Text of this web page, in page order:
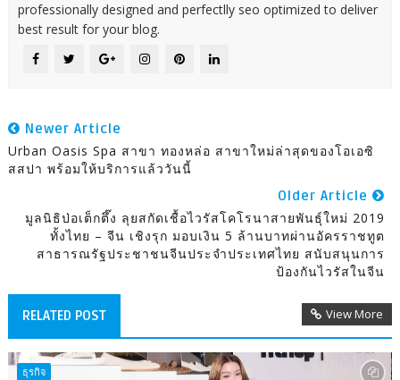
professionally designed and perfectlly seo optimized to deliver
best result for your blog.
Newer Article
Urban Oasis Spa สาขา ทองหล่อ สาขาใหม่ล่าสุดของโอเอซิ
สสปา พร้อมให้บริการแล้ววันนี้
Older Article
มูลนิธิป่อเต็กตึ๊ง ลุยสกัดเชื้อไวรัสโคโรนาสายพันธุ์ใหม่ 2019
ทั้งไทย – จีน เชิงรุก มอบเงิน 5 ล้านบาทผ่านอัครราชทูต
สาธารณรัฐประชาชนจีนประจำประเทศไทย สนับสนุนการ
ป้องกันไวรัสในจีน
RELATED POST View More
ธุรกิจ